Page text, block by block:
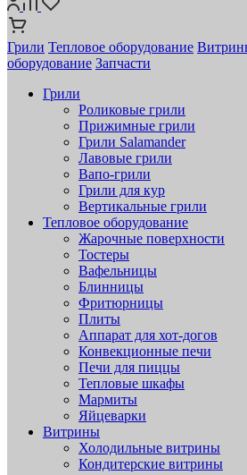
Грили Тепловое оборудование
оборудование Запчасти
Грили
Роликовые грили
Прижимные грили
Грили Salamander
Лавовые грили
Вапо-грили
Грили для кур
Вертикальные грили
Тепловое оборудование
Жарочные поверхности
Тостеры
Вафельницы
Блинницы
Фритюрницы
Плиты
Аппарат для хот-догов
Конвекционные печи
Печи для пиццы
Тепловые шкафы
Мармиты
Яйцеварки
Витрины
Холодильные витрины
Кондитерские витрины